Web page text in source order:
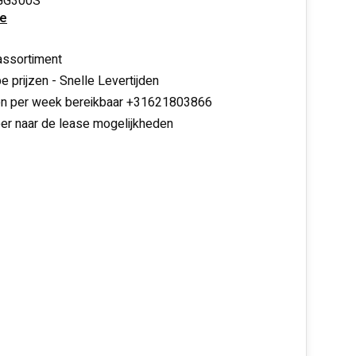
prijzen - Snelle Levertijden
per week bereikbaar +31621803866
naar de lease mogelijkheden